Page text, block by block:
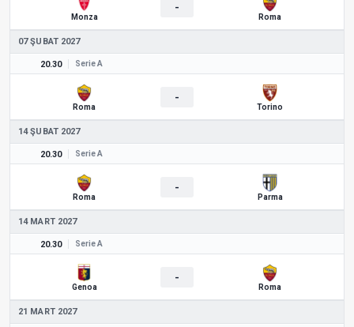
Monza
-
Roma
07 ŞUBAT 2027
20.30 Serie A
Roma
-
Torino
14 ŞUBAT 2027
20.30 Serie A
Roma
-
Parma
14 MART 2027
20.30 Serie A
Genoa
-
Roma
21 MART 2027